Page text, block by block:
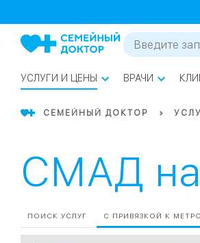
05
17
Баррикадная
поле
УСЛУГИ И ЦЕНЫ ВРАЧИ
СЕМЕЙНЫЙ ДОКТОР
СМАД на
ПОИСК УСЛУГ С ПРИВЯЗКОЙ К